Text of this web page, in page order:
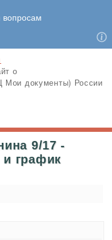
о
Мои документы) России
9/17 -
график